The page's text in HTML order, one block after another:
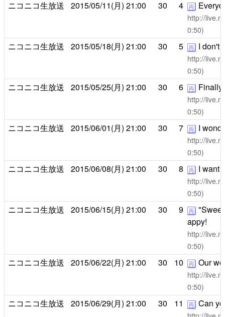
ニコニコ生放送 2015/05/11(月) 21:00 30 4 再
http://
0:50)
ニコニコ生放送 2015/05/18(月) 21:00 30 5 再 I don't
http://
0:50)
ニコニコ生放送 2015/05/25(月) 21:00 30 6 再
http://
0:50)
ニコニコ生放送 2015/06/01(月) 21:00 30 7 再 I
http://
0:50)
ニコニコ生放送 2015/06/08(月) 21:00 30 8 再 I want
http://
0:50)
ニコニコ生放送 2015/06/15(月) 21:00 30 9 再
appy!
http://
0:50)
ニコニコ生放送 2015/06/22(月) 21:00 30 10 再 Our
http://
0:50)
ニコニコ生放送 2015/06/29(月) 21:00 30 11 再 Can